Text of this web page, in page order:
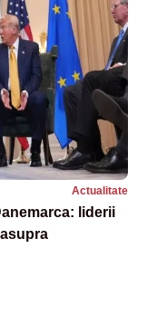
Actualitate
liderii